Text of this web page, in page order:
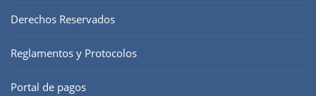
Derechos Reservados
Reglamentos y Protocolos
Portal de pagos